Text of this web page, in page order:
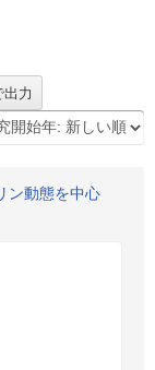
ン動態を中心